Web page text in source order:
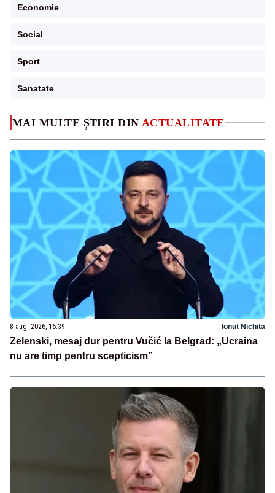
MAI MULTE ȘTIRI DIN ACTUALITATE
8 aug. 2026, 16:39 Ionuț Nichita
Zelenski, mesaj dur pentru Vučić la Belgrad: „Ucraina
nu are timp pentru scepticism”
Economie
Social
Sport
Sanatate